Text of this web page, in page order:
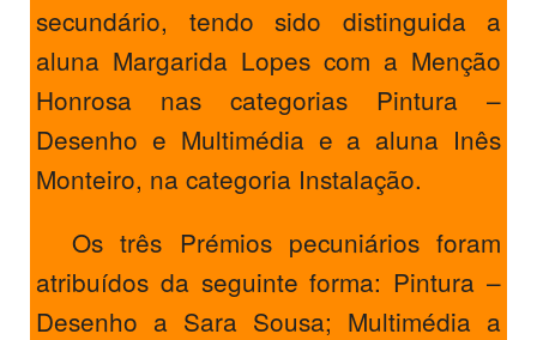
secundário, tendo sido distinguida a
aluna Margarida Lopes com a Menção
Honrosa nas categorias Pintura –
Desenho e Multimédia e a aluna Inês
Monteiro, na categoria Instalação.
Os três Prémios pecuniários foram
atribuídos da seguinte forma: Pintura –
Desenho a Sara Sousa; Multimédia a